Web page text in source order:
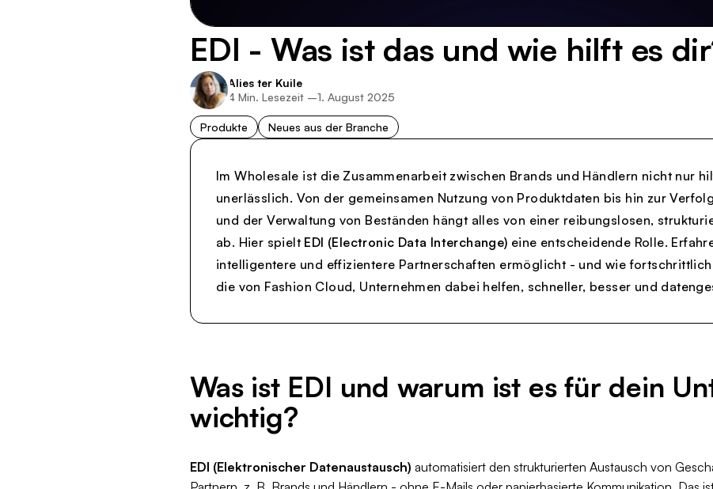
EDI - Was ist das und wie hilft es
Alies ter Kuile
4 Min. Lesezeit –1. August 2025
Produkte Neues aus der Branche
Im Wholesale ist die Zusammenarbeit zwischen Brands und Händlern nicht nur
unerlässlich. Von der gemeinsamen Nutzung von Produktdaten bis hin zur
und der Verwaltung von Beständen hängt alles von einer reibungslosen,
ab. Hier spielt EDI (Electronic Data Interchange) eine entscheidende Rolle.
intelligentere und effizientere Partnerschaften ermöglicht - und wie
die von Fashion Cloud, Unternehmen dabei helfen, schneller, besser und
Was ist EDI und warum ist es für dein
wichtig?
EDI (Elektronischer Datenaustausch) automatisiert den strukturierten Austausch von